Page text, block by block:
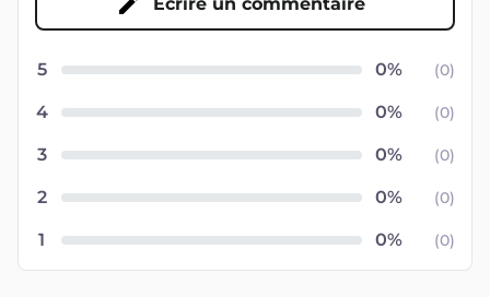
5 (0)
4 (0)
3 (0)
2 (0)
1 (0)